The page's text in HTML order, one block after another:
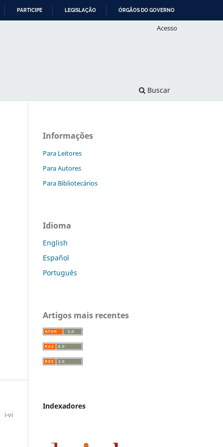
PARTICIPE LEGISLAÇÃO ÓRGÃOS DO GOVERNO
Buscar
Acesso
i-vi
Informações
Para Leitores
Para Autores
Para Bibliotecários
Idioma
English
Español
Português
Artigos mais recentes
Indexadores